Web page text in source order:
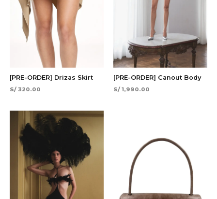
[PRE-ORDER] Drizas Skirt
S/ 320.00
[PRE-ORDER] Canout Body
S/ 1,990.00